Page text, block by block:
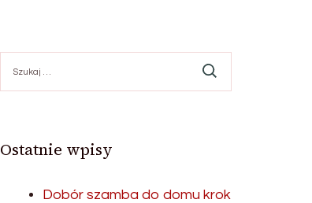
Ostatnie wpisy
Dobór szamba do domu krok